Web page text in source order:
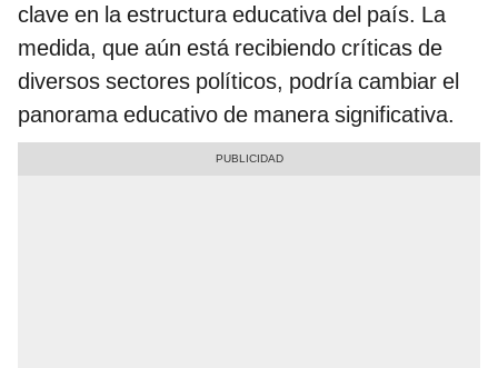
clave en la estructura educativa del país. La
medida, que aún está recibiendo críticas de
diversos sectores políticos, podría cambiar el
panorama educativo de manera significativa.